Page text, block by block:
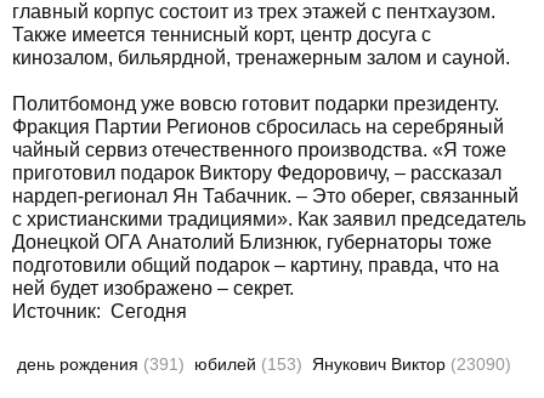
главный корпус состоит из трех этажей с пентхаузом.
Также имеется теннисный корт, центр досуга с
кинозалом, бильярдной, тренажерным залом и сауной.
Политбомонд уже вовсю готовит подарки президенту.
Фракция Партии Регионов сбросилась на серебряный
чайный сервиз отечественного производства. «Я тоже
приготовил подарок Виктору Федоровичу, – рассказал
нардеп-регионал Ян Табачник. – Это оберег, связанный
с христианскими традициями». Как заявил председатель
Донецкой ОГА Анатолий Близнюк, губернаторы тоже
подготовили общий подарок – картину, правда, что на
ней будет изображено – секрет.
Источник: Сегодня
день рождения (391) юбилей (153) Янукович Виктор (23090)